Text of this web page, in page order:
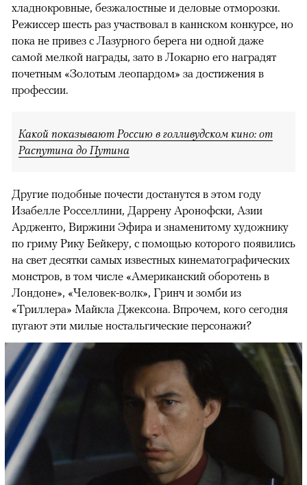
хладнокровные, безжалостные и деловые отморозки.
Режиссер шесть раз участвовал в каннском конкурсе, но
пока не привез с Лазурного берега ни одной даже
самой мелкой награды, зато в Локарно его наградят
почетным «Золотым леопардом» за достижения в
профессии.
Какой показывают Россию в голливудском кино: от
Распутина до Путина
Другие подобные почести достанутся в этом году
Изабелле Росселлини, Даррену Аронофски, Азии
Ардженто, Виржини Эфира и знаменитому художнику
по гриму Рику Бейкеру, с помощью которого появились
на свет десятки самых известных кинематографических
монстров, в том числе «Американский оборотень в
Лондоне», «Человек-волк», Гринч и зомби из
«Триллера» Майкла Джексона. Впрочем, кого сегодня
пугают эти милые ностальгические персонажи?